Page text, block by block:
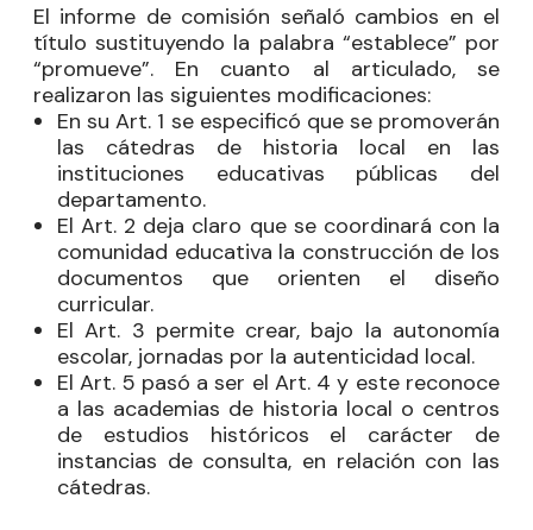
El informe de comisión señaló cambios en el
título sustituyendo la palabra “establece” por
“promueve”. En cuanto al articulado, se
realizaron las siguientes modificaciones:
En su Art. 1 se especificó que se promoverán
las cátedras de historia local en las
instituciones educativas públicas del
departamento.
El Art. 2 deja claro que se coordinará con la
comunidad educativa la construcción de los
documentos que orienten el diseño
curricular.
El Art. 3 permite crear, bajo la autonomía
escolar, jornadas por la autenticidad local.
El Art. 5 pasó a ser el Art. 4 y este reconoce
a las academias de historia local o centros
de estudios históricos el carácter de
instancias de consulta, en relación con las
cátedras.